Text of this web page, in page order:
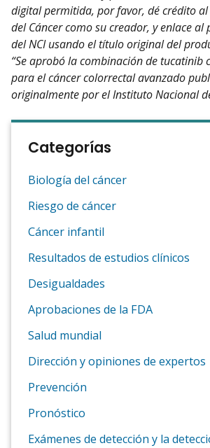
digital permitida, por favor, dé crédito
del Cáncer como su creador, y enlace
del NCI usando el título original del
“Se aprobó la combinación de tucatinib
para el cáncer colorrectal avanzado
originalmente por el Instituto Nacional
Categorías
Biología del cáncer
Riesgo de cáncer
Cáncer infantil
Resultados de estudios clínicos
Desigualdades
Aprobaciones de la FDA
Salud mundial
Dirección y opiniones de expertos
Prevención
Pronóstico
Exámenes de detección y la